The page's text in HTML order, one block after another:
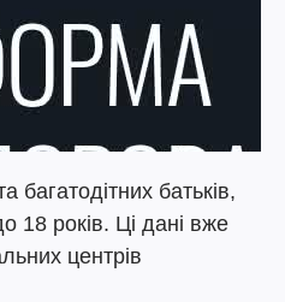
багатодітних батьків,
18 років. Ці дані вже
центрів